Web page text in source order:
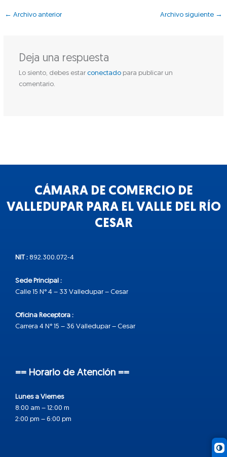
← Archivo anterior Archivo siguiente →
Deja una respuesta
Lo siento, debes estar conectadopara publicar un
comentario.
CÁMARA DE COMERCIO DE
VALLEDUPAR PARA EL VALLE DEL RÍO
CESAR
NIT : 892.300.072-4
Sede Principal :
Calle 15 N° 4 – 33 Valledupar – Cesar
Oficina Receptora :
Carrera 4 N° 15 – 36 Valledupar – Cesar
== Horario de Atención ==
Lunes a Viernes
8:00 am – 12:00 m
2:00 pm – 6:00 pm